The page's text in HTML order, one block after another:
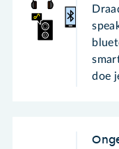
doe